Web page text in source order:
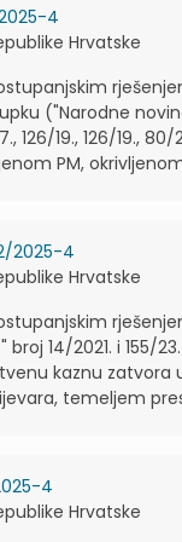
4
Hrvatske
("Narodne
126/19., 126/
PM,
2025-4
Hrvatske
14/2021. i 155/
kaznu
temeljem
4
Hrvatske